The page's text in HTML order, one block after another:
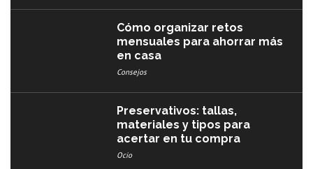
Cómo organizar retos
mensuales para ahorrar más
en casa
Consejos
Preservativos: tallas,
materiales y tipos para
acertar en tu compra
Ocio